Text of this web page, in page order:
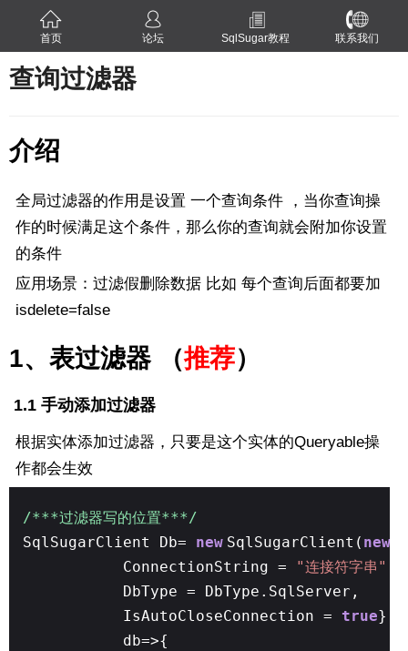
首页 论坛 SqlSugar教程 联系我们
查询过滤器
介绍
全局过滤器的作用是设置 一个查询条件 ，当你查询操
作的时候满足这个条件，那么你的查询就会附加你设置
的条件
应用场景：过滤假删除数据 比如 每个查询后面都要加
isdelete=false
1、表过滤器 （推荐）
1.1 手动添加过滤器
根据实体添加过滤器，只要是这个实体的Queryable操
作都会生效
/***过滤器写的位置***/
SqlSugarClient Db= new SqlSugarClient( new
ConnectionString =
"连接符字串"
DbType = DbType.SqlServer,
IsAutoCloseConnection = true},
db=>{